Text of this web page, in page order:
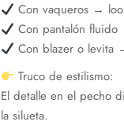
Con vaqueros →
Con pantalón
Con blazer o levita
Truco de estilismo:
El detalle en el pecho
la silueta.